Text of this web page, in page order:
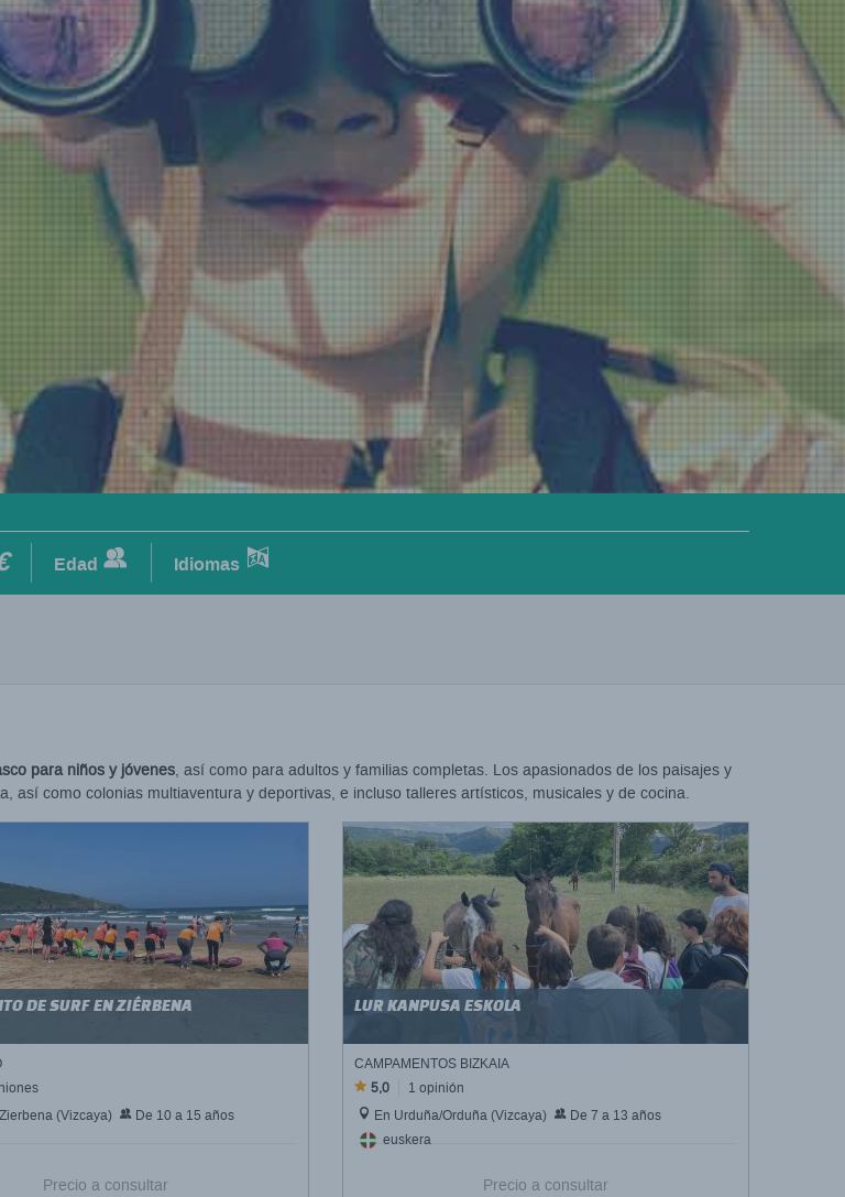
Edad Idiomas
para niños y jóvenes, así como para adultos y familias completas. Los apasionados de los paisajes y
así como colonias multiaventura y deportivas, e incluso talleres artísticos, musicales y de cocina.
DE SURF EN ZIÉRBENA
(Vizcaya)
De 10 a 15 años
Precio a consultar
LUR KANPUSA ESKOLA
CAMPAMENTOS BIZKAIA
5,0
1 opinión
En Urduña/Orduña (Vizcaya)
De 7 a 13 años
euskera
Precio a consultar